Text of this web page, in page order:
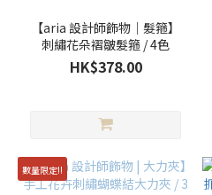
(8)
藍
(6)
【aria 設計師飾物｜髮箍】
刺繡花朵褶皺髮箍 / 4色
HK$378.00
數量限定!!